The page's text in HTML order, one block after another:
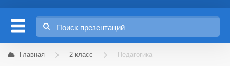
Главная 2 класс Педагогика